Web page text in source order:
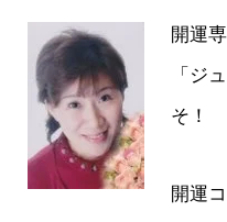
開運
「ジ
そ！
開運